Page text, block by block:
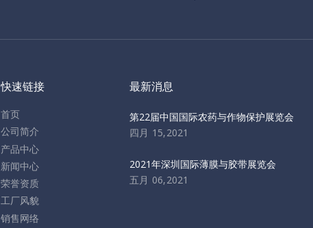
快速链接
首页
公司简介
产品中心
新闻中心
荣誉资质
工厂风貌
销售网络
最新消息
第22届中国国际农药与作物保护展览会
四月 15,2021
2021年深圳国际薄膜与胶带展览会
五月 06,2021